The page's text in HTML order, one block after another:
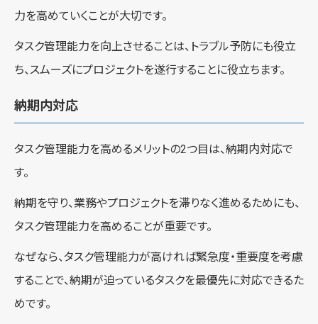
力を高めていくことが大切です。
タスク管理能力を向上させることは、トラブル予防にも役立
ち、スムーズにプロジェクトを遂行することに役立ちます。
納期内対応
タスク管理能力を高めるメリットの2つ目は、納期内対応で
す。
納期を守り、業務やプロジェクトを滞りなく進めるためにも、
タスク管理能力を高めることが重要です。
なぜなら、タスク管理能力が高ければ緊急度・重要度を考慮
することで、納期が迫っているタスクを最優先に対応できるた
めです。